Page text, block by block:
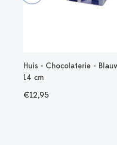
Huis - Chocolaterie -
14 cm
€12,95